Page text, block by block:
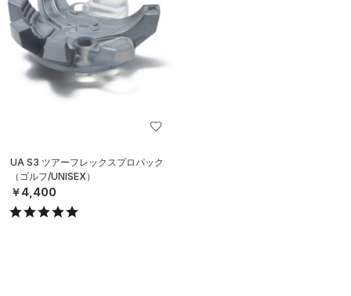
UA S3 ツアーフレックスプロパック
（ゴルフ/UNISEX）
￥4,400